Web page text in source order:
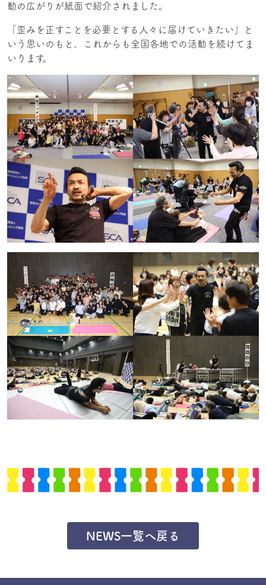
動の広がりが紙面で紹介されました。
「歪みを正すことを必要とする人々に届けていきたい」と
いう思いのもと、これからも全国各地での活動を続けてま
いります。
NEWS一覧へ戻る